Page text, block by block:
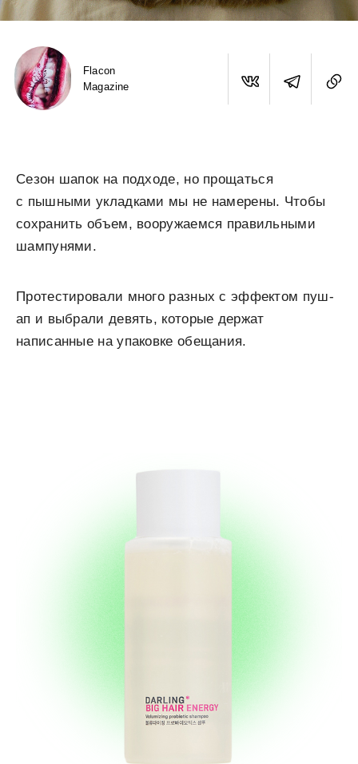
Flacon
Magazine
Сезон шапок на подходе, но прощаться
с пышными укладками мы не намерены. Чтобы
сохранить объем, вооружаемся правильными
шампунями.
Протестировали много разных с эффектом пуш-
ап и выбрали девять, которые держат
написанные на упаковке обещания.